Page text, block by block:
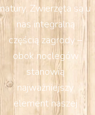
natury. Zwierzęta są u
nas integralną
częścią zagrody –
obok noclegów
stanowią
najważniejszy
element naszej